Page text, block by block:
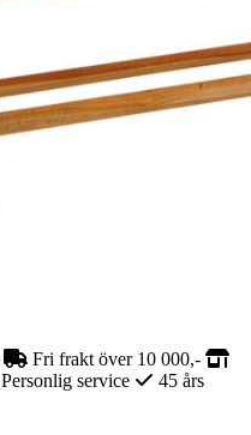
Fri frakt över 10 000,-
Personlig service
45 års